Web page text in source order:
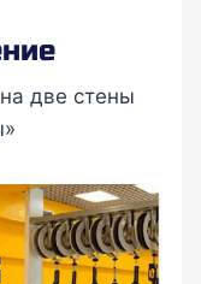
две стены